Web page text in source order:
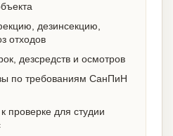
дезинсекцию,
отходов
дезсредств и осмотров
по требованиям СанПиН
проверке для студии